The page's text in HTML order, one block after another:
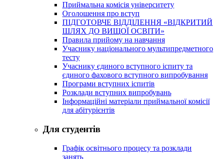
Приймальна комісія університету
Оголошення про вступ
ПІДГОТОВЧЕ ВІДДІЛЕННЯ «ВІДКРИТИЙ
ШЛЯХ ДО ВИЩОЇ ОСВІТИ»
Правила прийому на навчання
Учаснику національного мультипредметного
тесту
Учаснику єдиного вступного іспиту та
єдиного фахового вступного випробування
Програми вступних іспитів
Розклади вступних випробувань
Інформаційні матеріали приймальної комісії
для абітурієнтів
Для студентів
Графік освітнього процесу та розклади
занять